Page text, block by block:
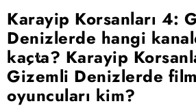
Karayip Korsanları 4:
Denizlerde hangi
kaçta? Karayip
Gizemli Denizlerde
oyuncuları kim?